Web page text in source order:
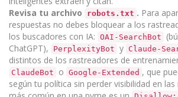
Revisa tu archivo
robots.txt . Para
respuestas no debes bloquear a los
los buscadores con IA: OAI-SearchBot
ChatGPT),
PerplexityBot y Claude-
distintos de los rastreadores de
ClaudeBot o Google-Extended , que
según tu política sin perder visibilidad en